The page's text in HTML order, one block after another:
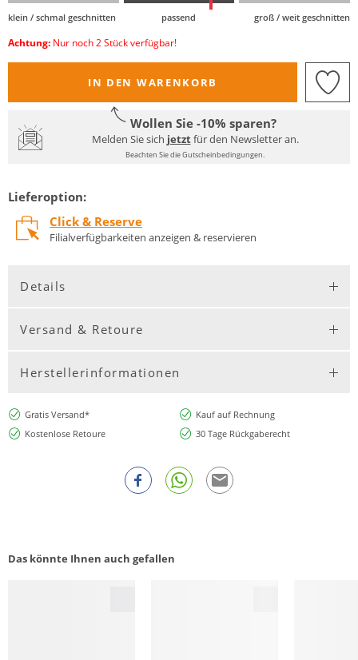
klein / schmal geschnitten passend groß / weit geschnitten
Achtung: Nur noch 2 Stück verfügbar!
IN DEN WARENKORB
Wollen Sie -10% sparen?
Melden Sie sich jetztfür den Newsletter an.
Beachten Sie die Gutscheinbedingungen.
Lieferoption:
Click & Reserve
Filialverfügbarkeiten anzeigen & reservieren
Details
Versand & Retoure
Herstellerinformationen
Gratis Versand*
Kauf auf Rechnung
Kostenlose Retoure
30 Tage Rückgaberecht
Das könnte Ihnen auch gefallen